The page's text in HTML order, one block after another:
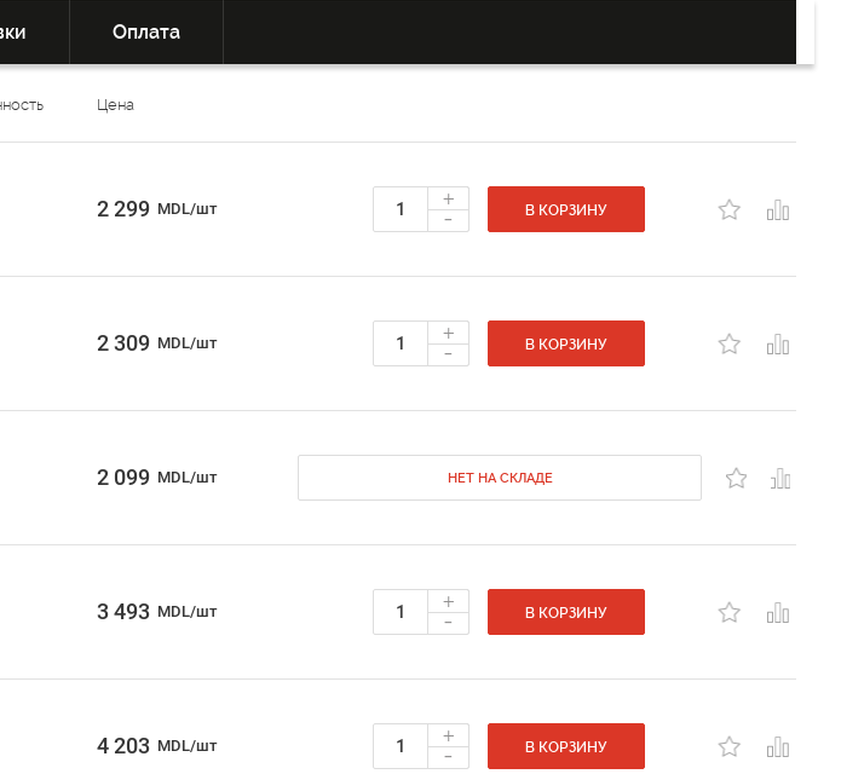
Оплата
Цена
2 299 MDL/шт +
- В КОРЗИНУ
2 309 MDL/шт +
- В КОРЗИНУ
2 099 MDL/шт НЕТ НА СКЛАДЕ
3 493 MDL/шт +
- В КОРЗИНУ
4 203 MDL/шт +
- В КОРЗИНУ